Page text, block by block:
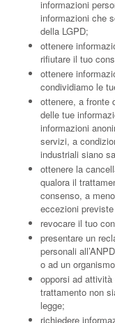
informazioni
informazioni che
della LGPD;
ottenere
rifiutare il tuo
ottenere
condividiamo le
ottenere, a fronte
delle tue
informazioni
servizi, a
industriali siano
ottenere la
qualora il
consenso, a
eccezioni previste
revocare il tuo
presentare un
personali
o ad un
opporsi ad
trattamento non
legge;
richiedere